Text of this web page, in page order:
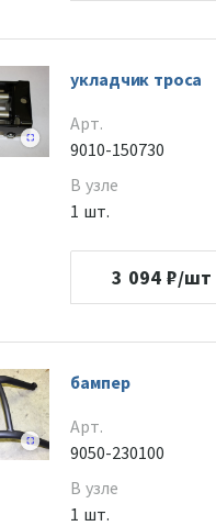
укладчик троса
Арт.
9010-150730
В узле
1 шт.
3 094 ₽/шт
бампер
Арт.
9050-230100
В узле
1 шт.